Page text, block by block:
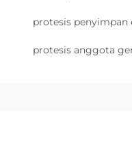
protesis penyimpan
protesis anggota